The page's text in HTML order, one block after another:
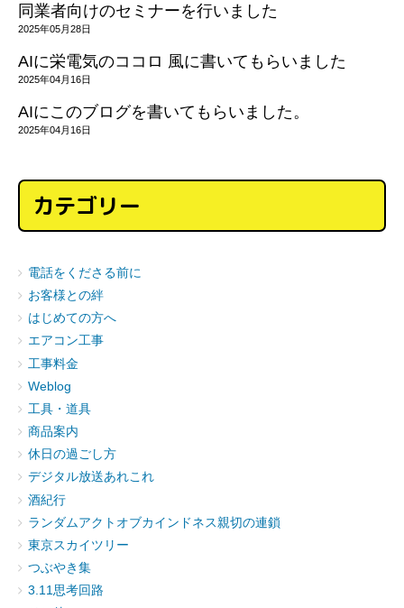
同業者向けのセミナーを行いました
2025年05月28日
AIに栄電気のココロ 風に書いてもらいました
2025年04月16日
AIにこのブログを書いてもらいました。
2025年04月16日
カテゴリー
電話をくださる前に
お客様との絆
はじめての方へ
エアコン工事
工事料金
Weblog
工具・道具
商品案内
休日の過ごし方
デジタル放送あれこれ
酒紀行
ランダムアクトオブカインドネス親切の連鎖
東京スカイツリー
つぶやき集
3.11思考回路